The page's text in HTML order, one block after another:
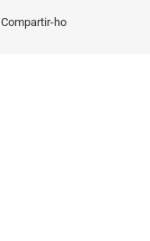
Compartir-ho